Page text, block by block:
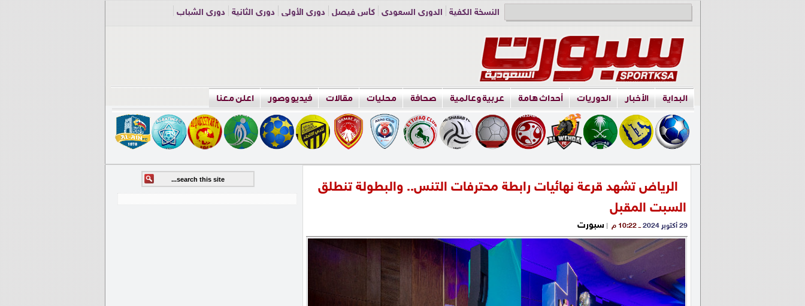
النسخة الكفية الدوري السعودي كأس فيصل دوري الأولى دوري الثانية
دوري الشباب
البداية الأخبار الدوريات أحداث هامة عربية وعالمية صحافة محليات مقالات فيديو وصور اعلن معنا
الرياض تشهد قرعة نهائيات رابطة محترفات التنس.. والبطولة تنطلق
السبت المقبل
29 أكتوبر 2024 ــ 10:22 م | سبورت